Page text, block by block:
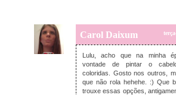
Carol Daixum
Lulu, acho que na minha
vontade de pintar o
coloridas. Gosto nos outros,
que não rola hehehe. :) Que
trouxe essas opções,